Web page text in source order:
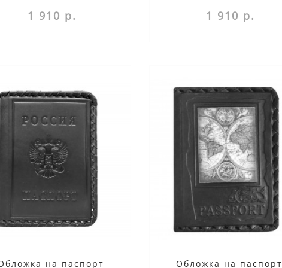
несет в себе н..
1 910 р.
несет в себе н..
1 910 р.
на паспорт Обложка на паспорт